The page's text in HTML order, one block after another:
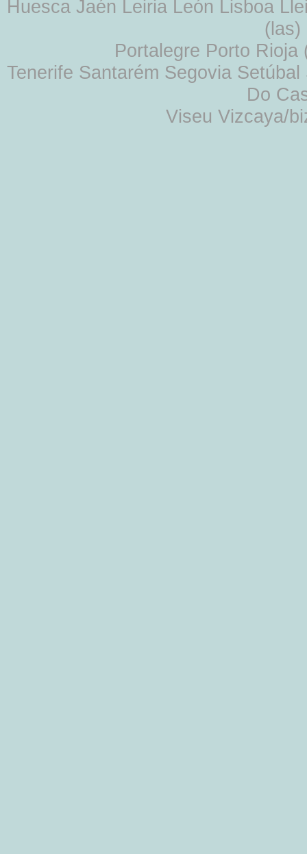
Huesca Jaén Leiria León Lisboa
Portalegre Porto
Tenerife Santarém Segovia
Do
Viseu Vizcaya/